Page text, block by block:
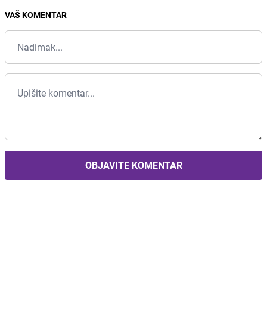
VAŠ KOMENTAR
OBJAVITE KOMENTAR